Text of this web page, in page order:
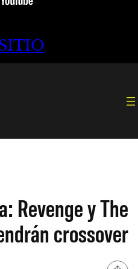
Revenge y The
crossover